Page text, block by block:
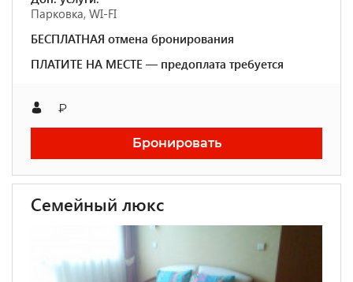
Парковка, WI-FI
БЕСПЛАТНАЯ отмена бронирования
ПЛАТИТЕ НА МЕСТЕ — предоплата требуется
₽
Бронировать
Семейный люкс